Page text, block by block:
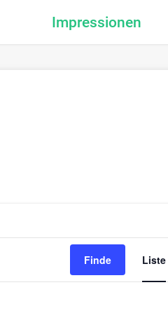
Impressionen
Finde Liste